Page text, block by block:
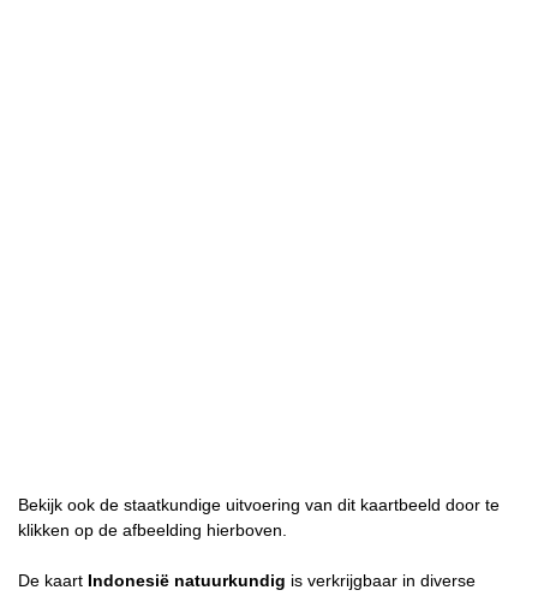
Bekijk ook de staatkundige uitvoering van dit kaartbeeld door te
klikken op de afbeelding hierboven.
De kaart Indonesië natuurkundig is verkrijgbaar in diverse